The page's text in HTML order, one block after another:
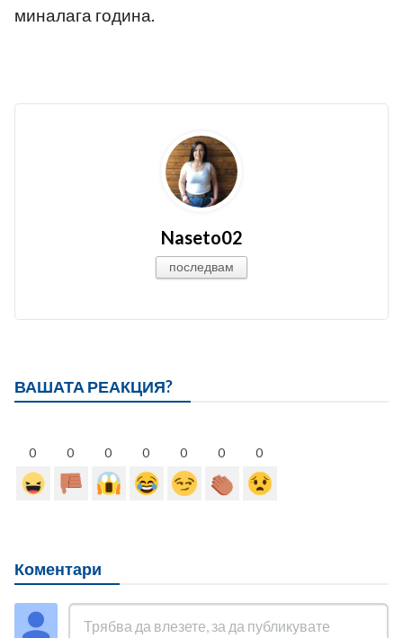
миналага година.
Naseto02
последвам
ВАШАТА РЕАКЦИЯ?
0 0 0 0 0 0 0
Коментари